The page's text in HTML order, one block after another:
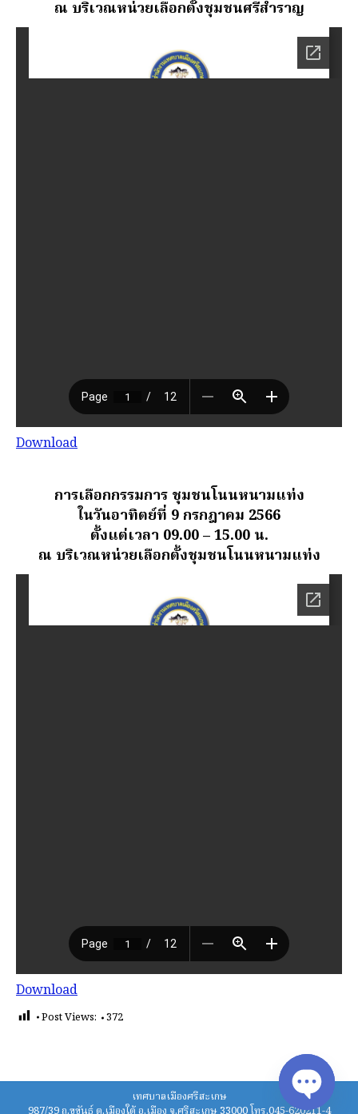
ณ บริเวณหน่วยเลือกตั้งชุมชนศรีสำราญ
Download
การเลือกกรรมการ ชุมชนโนนหนามแท่ง
ในวันอาทิตย์ที่ 9 กรกฎาคม 2566
ตั้งแต่เวลา 09.00 – 15.00 น.
ณ บริเวณหน่วยเลือกตั้งชุมชนโนนหนามแท่ง
Download
Post Views: 372
เทศบาลเมืองศรีสะเกษ